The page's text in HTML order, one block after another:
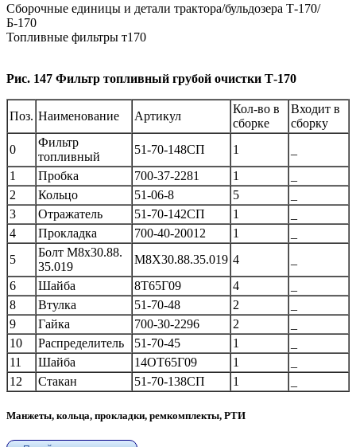
Сборочные единицы и детали трактора/бульдозера Т-170/
Б-170
Топливные фильтры т170
Рис. 147 Фильтр топливный грубой очистки Т-170
Поз. Наименование Артикул
Кол-во в
сборке
Входит в
сборку
0
Фильтр
топливный
51-70-148СП 1
1
Пробка 700-37-2281 1
2
Кольцо 51-06-8 5
3
Отражатель 51-70-142СП 1
4
Прокладка 700-40-20012 1
5
Болт М8х30.88.
35.019
М8Х30.88.35.019 4
6
Шайба 8Т65Г09 4
8
Втулка 51-70-48 2
9
Гайка 700-30-2296 2
10
Распределитель 51-70-45 1
11
Шайба 14ОТ65Г09 1
12
Стакан 51-70-138СП 1
Манжеты, кольца, прокладки, ремкомплекты, РТИ